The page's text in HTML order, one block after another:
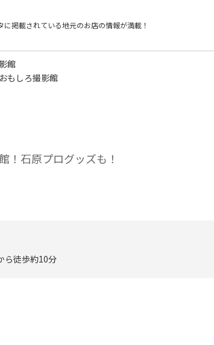
に掲載されている地元のお店の情報が満載！
館
もしろ撮影館
！石原プログッズも！
ら徒歩約10分